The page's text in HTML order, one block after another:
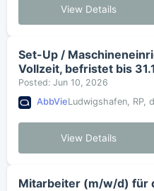
und -ausgang und tragen zur
View Details
Set-Up /
Vollzeit, befristet bis
Posted: Jun 10, 2026
AbbVieLudwigshafen, RP,
View Details
Mitarbeiter (m/w/d) für